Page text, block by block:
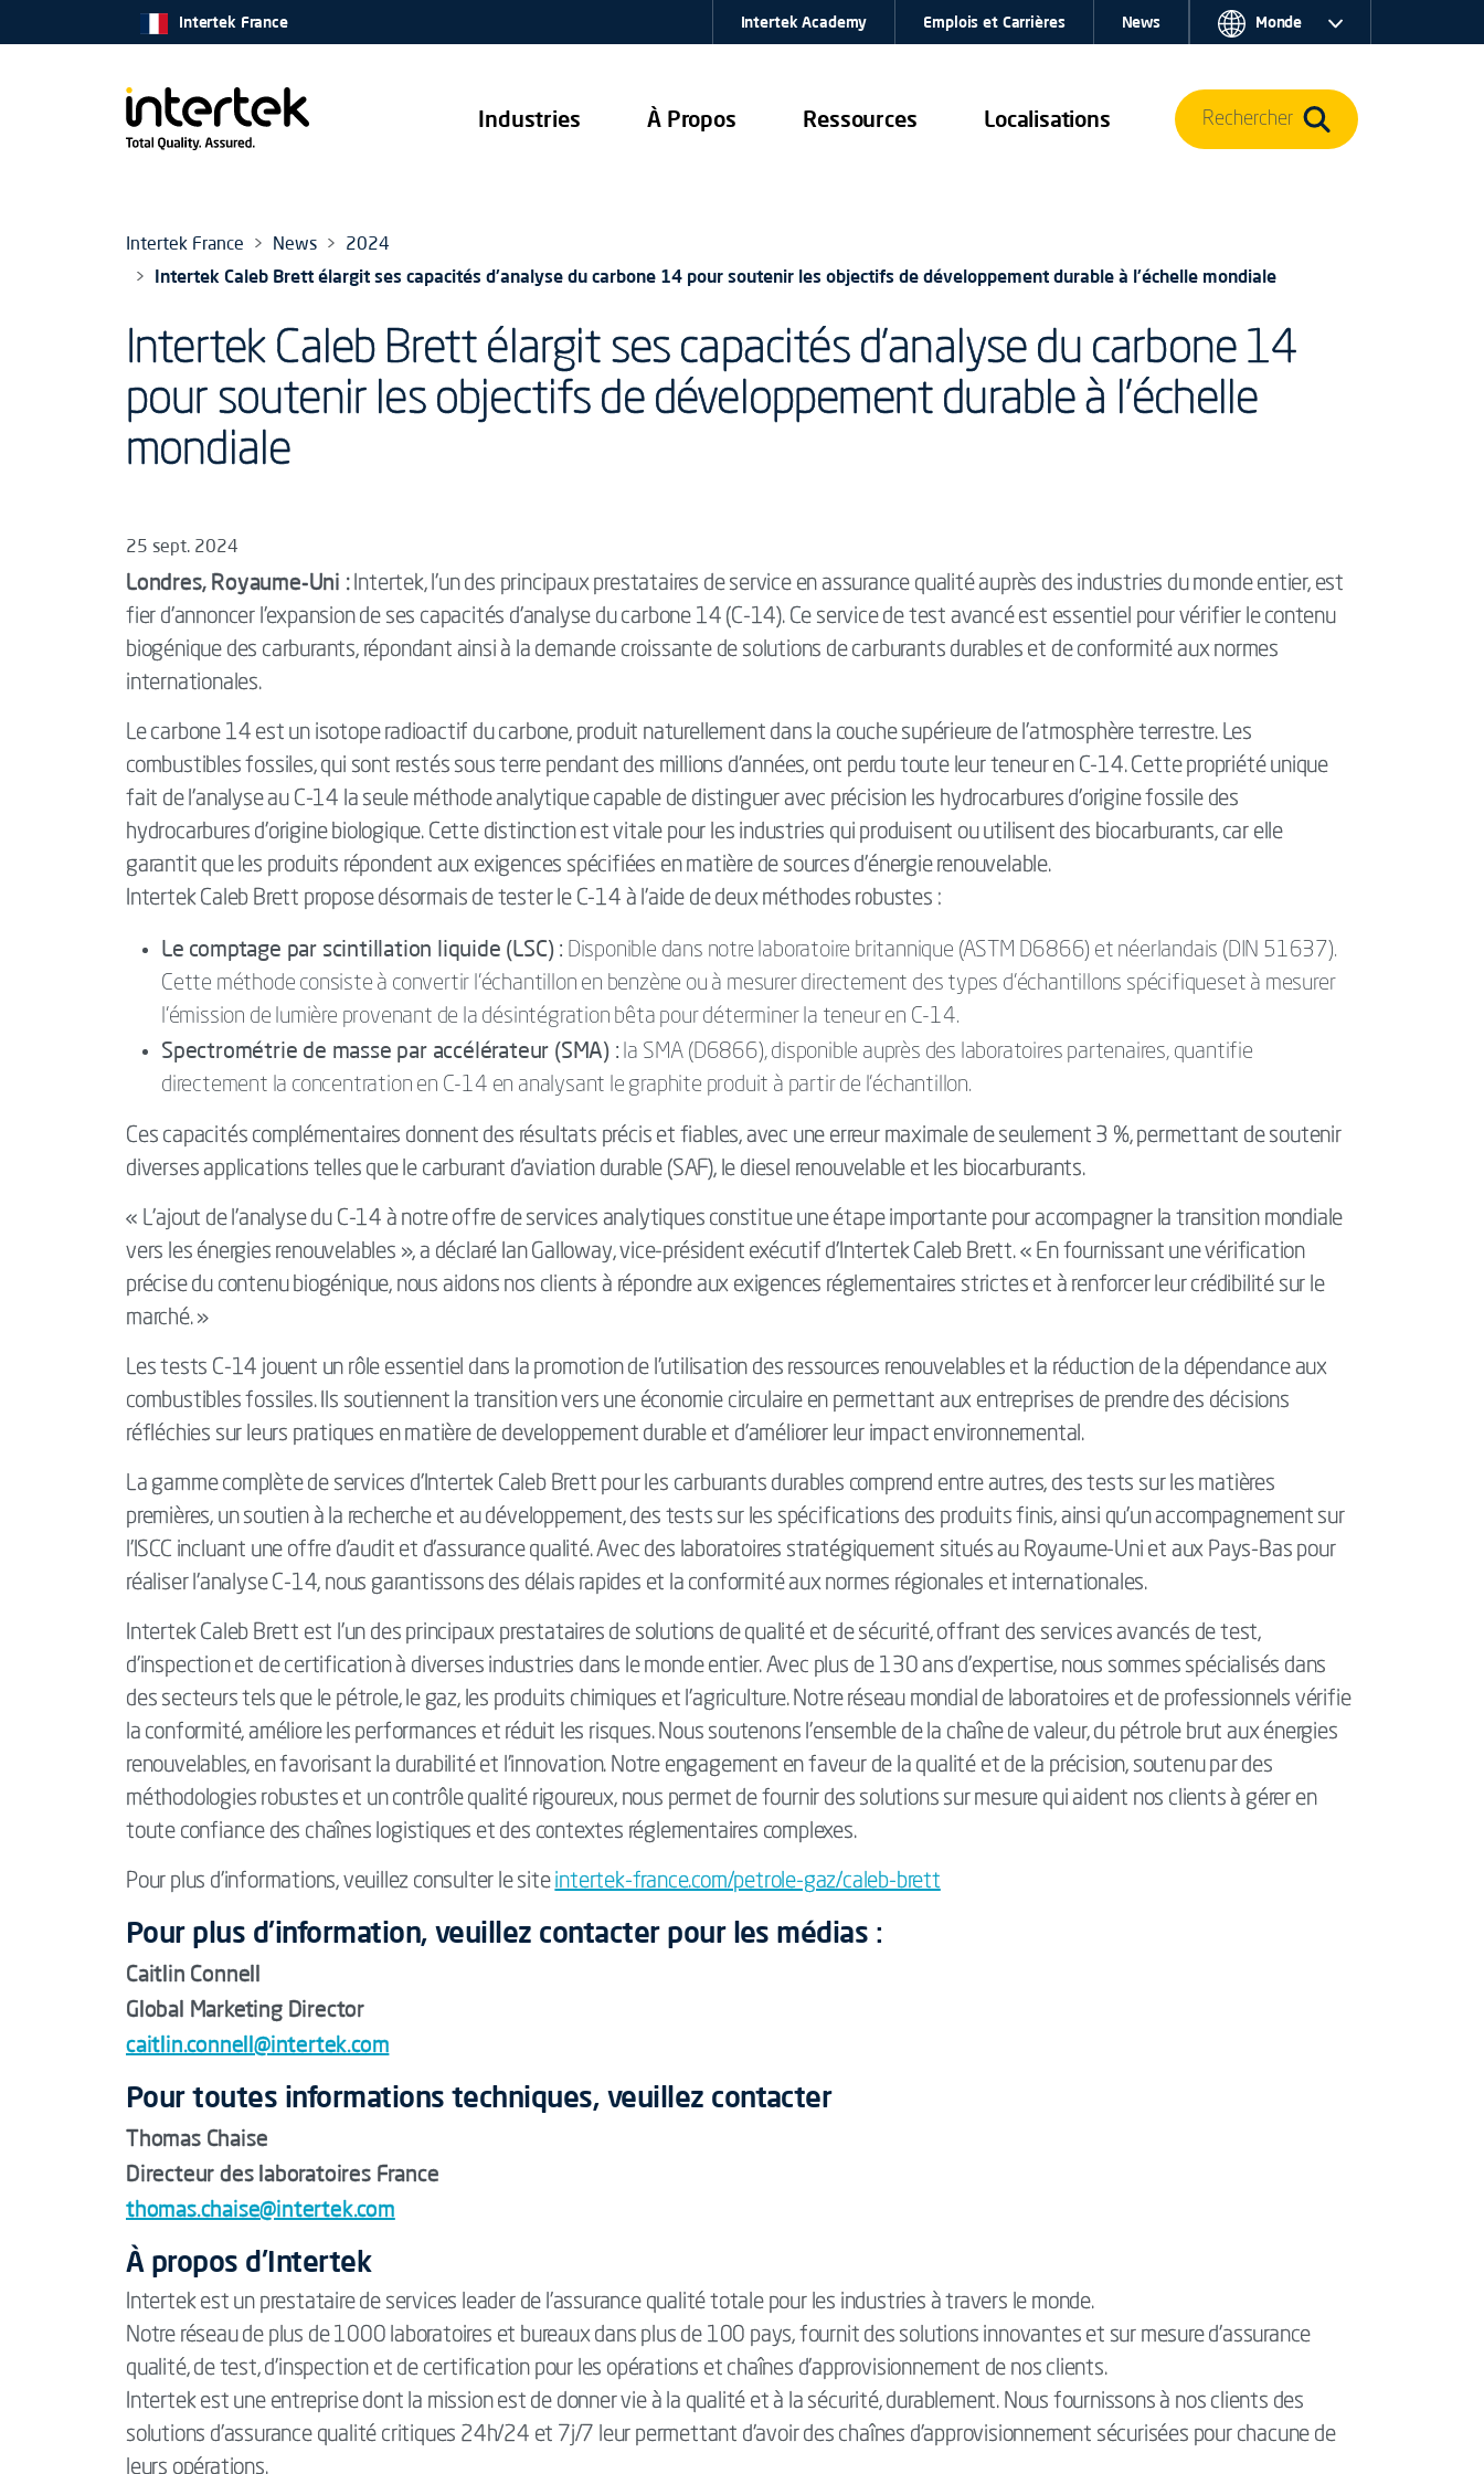
Industries À Propos Ressources Localisations
Intertek France Intertek Academy Emplois et Carrières News Monde
Rechercher
Intertek France News
2024
Intertek Caleb Brett élargit ses capacités d'analyse du carbone 14 pour soutenir les objectifs de développement durable à l'échelle mondiale
Intertek Caleb Brett élargit ses capacités d'analyse du carbone 14
pour soutenir les objectifs de développement durable à l'échelle
mondiale
25 sept. 2024
Londres, Royaume-Uni :Intertek, l'un des principaux prestataires de service en assurance qualité auprès des industries du monde entier, est
fier d'annoncer l'expansion de ses capacités d'analyse du carbone 14 (C-14). Ce service de test avancé est essentiel pour vérifier le contenu
biogénique des carburants, répondant ainsi à la demande croissante de solutions de carburants durables et de conformité aux normes
internationales.
Le carbone 14 est un isotope radioactif du carbone, produit naturellement dans la couche supérieure de l’atmosphère terrestre. Les
combustibles fossiles, qui sont restés sous terre pendant des millions d'années, ont perdu toute leur teneur en C-14. Cette propriété unique
fait de l'analyse au C-14 la seule méthode analytique capable de distinguer avec précision les hydrocarbures d'origine fossile des
hydrocarbures d'origine biologique. Cette distinction est vitale pour les industries qui produisent ou utilisent des biocarburants, car elle
garantit que les produits répondent aux exigences spécifiées en matière de sources d’énergie renouvelable.
Intertek Caleb Brett propose désormais de tester le C-14 à l'aide de deux méthodes robustes :
Le comptage par scintillation liquide (LSC) : Disponible dans notre laboratoire britannique (ASTM D6866) et néerlandais (DIN 51637).
Cette méthode consiste à convertir l'échantillon en benzène ou à mesurer directement des types d'échantillons spécifiqueset à mesurer
l'émission de lumière provenant de la désintégration bêta pour déterminer la teneur en C-14.
Spectrométrie de masse par accélérateur (SMA) : la SMA (D6866), disponible auprès des laboratoires partenaires, quantifie
directement la concentration en C-14 en analysant le graphite produit à partir de l'échantillon.
Ces capacités complémentaires donnent des résultats précis et fiables, avec une erreur maximale de seulement 3 %, permettant de soutenir
diverses applications telles que le carburant d'aviation durable (SAF), le diesel renouvelable et les biocarburants.
« L'ajout de l’analyse du C-14 à notre offre de services analytiques constitue une étape importante pour accompagner la transition mondiale
vers les énergies renouvelables », a déclaré Ian Galloway, vice-président exécutif d'Intertek Caleb Brett. « En fournissant une vérification
précise du contenu biogénique, nous aidons nos clients à répondre aux exigences réglementaires strictes et à renforcer leur crédibilité sur le
marché. »
Les tests C-14 jouent un rôle essentiel dans la promotion de l'utilisation des ressources renouvelables et la réduction de la dépendance aux
combustibles fossiles. Ils soutiennent la transition vers une économie circulaire en permettant aux entreprises de prendre des décisions
réfléchies sur leurs pratiques en matière de developpement durable et d'améliorer leur impact environnemental.
La gamme complète de services d'Intertek Caleb Brett pour les carburants durables comprend entre autres, des tests sur les matières
premières, un soutien à la recherche et au développement, des tests sur les spécifications des produits finis, ainsi qu'un accompagnement sur
l’ISCC incluant une offre d’audit et d’assurance qualité. Avec des laboratoires stratégiquement situés au Royaume-Uni et aux Pays-Bas pour
réaliser l’analyse C-14, nous garantissons des délais rapides et la conformité aux normes régionales et internationales.
Intertek Caleb Brett est l’un des principaux prestataires de solutions de qualité et de sécurité, offrant des services avancés de test,
d'inspection et de certification à diverses industries dans le monde entier. Avec plus de 130 ans d'expertise, nous sommes spécialisés dans
des secteurs tels que le pétrole, le gaz, les produits chimiques et l'agriculture. Notre réseau mondial de laboratoires et de professionnels vérifie
la conformité, améliore les performances et réduit les risques. Nous soutenons l'ensemble de la chaîne de valeur, du pétrole brut aux énergies
renouvelables, en favorisant la durabilité et l'innovation. Notre engagement en faveur de la qualité et de la précision, soutenu par des
méthodologies robustes et un contrôle qualité rigoureux, nous permet de fournir des solutions sur mesure qui aident nos clients à gérer en
toute confiance des chaînes logistiques et des contextes réglementaires complexes.
Pour plus d'informations, veuillez consulter le site intertek-france.com/petrole-gaz/caleb-brett
Pour plus d'information, veuillez contacter pour les médias :
Caitlin Connell
Global Marketing Director
caitlin.connell@intertek.com
Pour toutes informations techniques, veuillez contacter
Thomas Chaise
Directeur des laboratoires France
thomas.chaise@intertek.com
À propos d'Intertek
Intertek est un prestataire de services leader de l'assurance qualité totale pour les industries à travers le monde.
Notre réseau de plus de 1000 laboratoires et bureaux dans plus de 100 pays, fournit des solutions innovantes et sur mesure d'assurance
qualité, de test, d'inspection et de certification pour les opérations et chaînes d'approvisionnement de nos clients.
Intertek est une entreprise dont la mission est de donner vie à la qualité et à la sécurité, durablement. Nous fournissons à nos clients des
solutions d'assurance qualité critiques 24h/24 et 7j/7 leur permettant d’avoir des chaînes d'approvisionnement sécurisées pour chacune de
leurs opérations.